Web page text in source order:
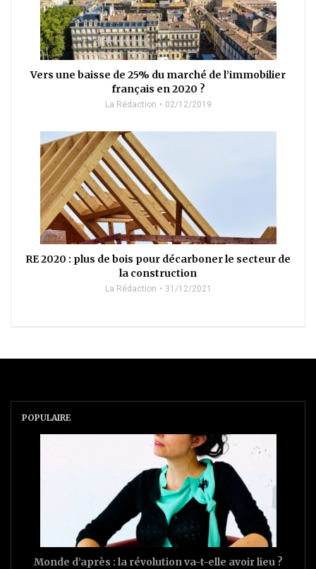
Vers une baisse de 25% du marché de l’immobilier
français en 2020 ?
La Rédaction 02/12/2019
RE 2020 : plus de bois pour décarboner le secteur de
la construction
La Rédaction 31/12/2021
POPULAIRE
Monde d’après : la révolution va-t-elle avoir lieu ?